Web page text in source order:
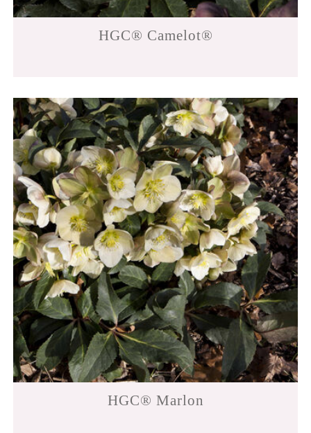
HGC® Camelot®
HGC® Marlon